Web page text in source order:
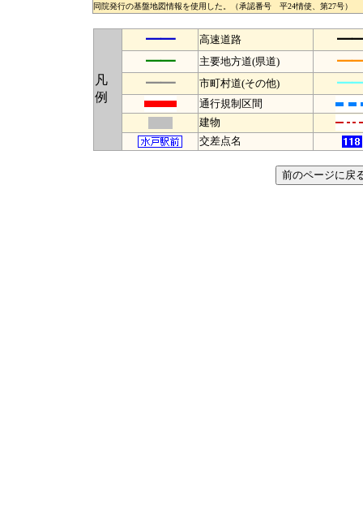
同院発行の基盤地図情報を使用した。（承認番号 平24情使、第27号）
凡
例
━━ 高速道路
━━
主要地方道(県道)
━━
市町村道(その他)
通行規制区間
建物
交差点名